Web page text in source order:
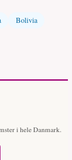
Bolivia
i hele Danmark.